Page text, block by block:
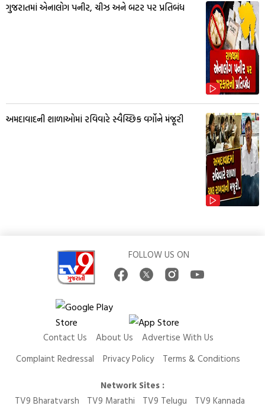
ગુજરાતમાં એનાલોગ પનીર, ચીઝ અને બટર પર પ્રતિબંધ
અમદાવાદની શાળાઓમાં રવિવારે સ્વૈચ્છિક વર્ગોને મંજૂરી
FOLLOW US ON
Contact Us About Us
Advertise With Us
Complaint Redressal
Privacy Policy
Terms & Conditions
Network Sites :
TV9 Bharatvarsh
TV9 Marathi TV9 Telugu
TV9 Kannada